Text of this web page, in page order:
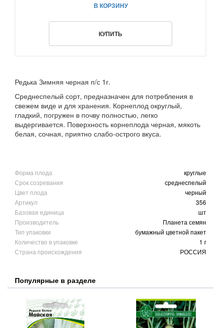
В КОРЗИНУ
КУПИТЬ
Редька Зимняя черная п/с 1г.
Среднеспелый сорт, предназначен для потребления в
свежем виде и для хранения. Корнеплод округлый,
гладкий, погружен в почву полностью, легко
выдергивается. Поверхность корнеплода черная, мякоть
белая, сочная, приятно слабо-острого вкуса.
Форма плода
круглые
Срок созревания
среднеспелый
Цвет плода
черный
Артикул
356
Базовая единица
шт
Производитель
Планета семян
Тип упаковки
бумажный цветной пакет
Количество в упаковке
1 г
Страна происхождения
РОССИЯ
Популярные в разделе